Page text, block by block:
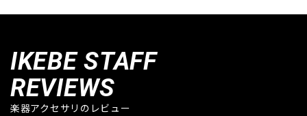
IKEBE STAFF
REVIEWS
楽器アクセサリのレビュー